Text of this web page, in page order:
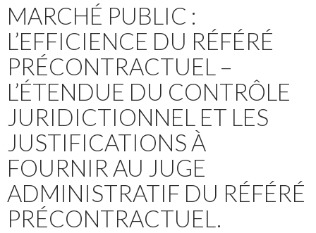
MARCHÉ PUBLIC :
L’EFFICIENCE DU RÉFÉRÉ
PRÉCONTRACTUEL –
L’ÉTENDUE DU CONTRÔLE
JURIDICTIONNEL ET LES
JUSTIFICATIONS À
FOURNIR AU JUGE
ADMINISTRATIF DU RÉFÉRÉ
PRÉCONTRACTUEL.